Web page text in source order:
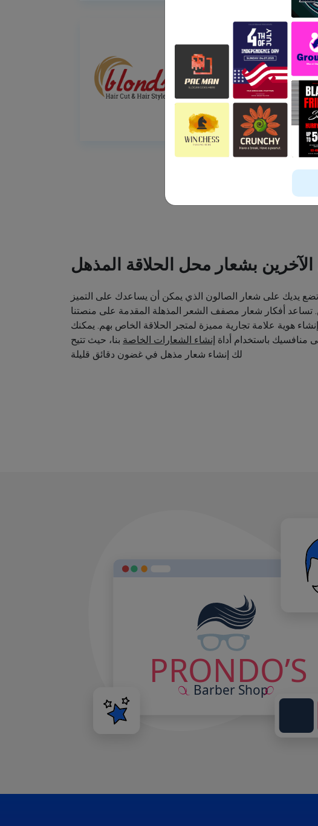
بشعار محل الحلاقة المذهل
يديك على شعار الصالون الذي يمكن أن يساعدك على التميز
تساعد أفكار شعار مصفف الشعر المذهلة المقدمة على منصتنا
هوية علامة تجارية مميزة لمتجر الحلاقة الخاص بهم. يمكنك
منافسيك باستخدام أداة إنشاء الشعارات الخاصة بنا، حيث تتيح
لك إنشاء شعار مذهل في غضون دقائق قليلة